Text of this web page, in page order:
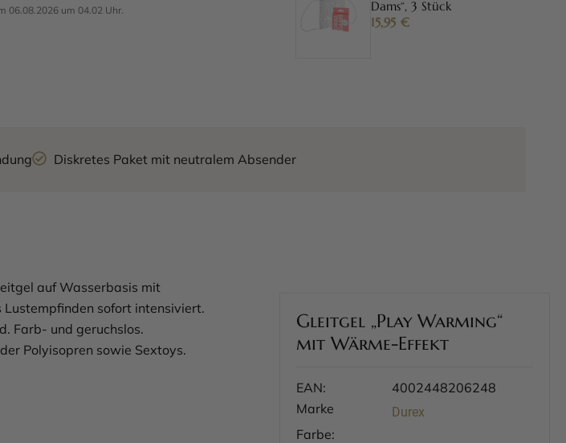
06.08.2026 um 04.02 Uhr.
Dams“, 3 Stück
15,95€
Diskretes Paket mit neutralem Absender
auf Wasserbasis mit
sofort intensiviert.
Farb- und geruchslos.
Polyisopren sowie Sextoys.
Gleitgel „Play Warming“
mit Wärme-Effekt
EAN:
4002448206248
Marke
Durex
Farbe: